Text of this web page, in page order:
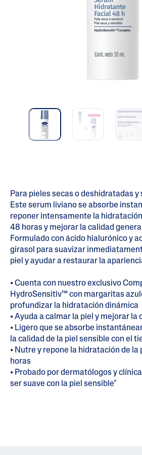
Para pieles secas o deshidratadas y
Este serum liviano se absorbe
reponer intensamente la
48 horas y mejorar la calidad
Formulado con ácido hialurónico y
girasol para suavizar
piel y ayudar a restaurar la
• Cuenta con nuestro exclusivo
HydroSensitiv™ con margaritas
profundizar la hidratación dinámica
• Ayuda a calmar la piel y mejorar la
• Ligero que se absorbe
la calidad de la piel sensible con el
• Nutre y repone la hidratación de la
horas
• Probado por dermatólogos y
ser suave con la piel sensible"